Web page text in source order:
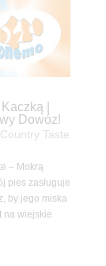
|
Dowóz!
Country Taste
– Mokrą
pies zasługuje
by jego miska
na wiejskie